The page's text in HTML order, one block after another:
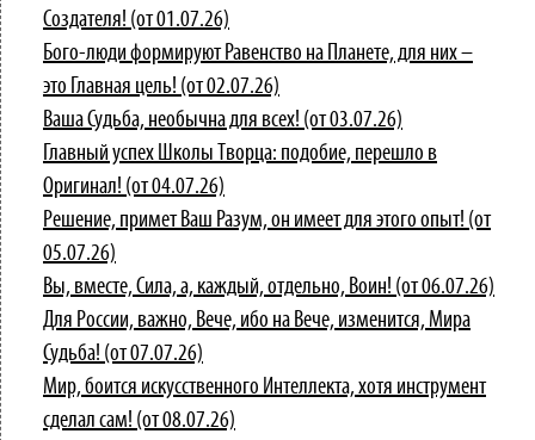
Создателя! (от 01.07.26)
Бого-люди формируют Равенство на Планете, для них –
это Главная цель! (от 02.07.26)
Ваша Судьба, необычна для всех! (от 03.07.26)
Главный успех Школы Творца: подобие, перешло в
Оригинал! (от 04.07.26)
Решение, примет Ваш Разум, он имеет для этого опыт! (от
05.07.26)
Вы, вместе, Сила, а, каждый, отдельно, Воин! (от 06.07.26)
Для России, важно, Вече, ибо на Вече, изменится, Мира
Судьба! (от 07.07.26)
Мир, боится искусственного Интеллекта, хотя инструмент
сделал сам! (от 08.07.26)